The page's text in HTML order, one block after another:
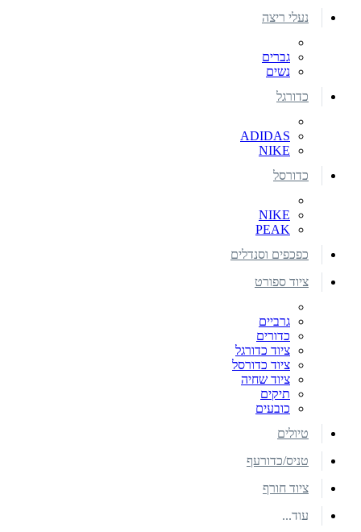
נעלי ריצה
גברים
נשים
כדורגל
ADIDAS
NIKE
כדורסל
NIKE
PEAK
כפכפים וסנדלים
ציוד ספורט
גרביים
כדורים
ציוד כדורגל
ציוד כדורסל
ציוד שחיה
תיקים
כובעים
טיולים
טניס/כדורעף
ציוד חורף
עוד...